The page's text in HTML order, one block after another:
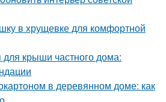
в хрущевке для комфортной
крыши частного дома:
в деревянном доме: как